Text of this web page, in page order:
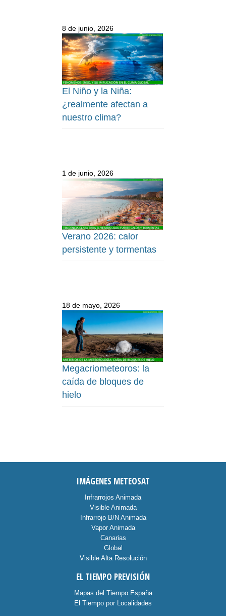
8 de junio, 2026
El Niño y la Niña:
¿realmente afectan a
nuestro clima?
1 de junio, 2026
Verano 2026: calor
persistente y tormentas
18 de mayo, 2026
Megacriometeoros: la
caída de bloques de
hielo
IMÁGENES METEOSAT
Infrarrojos Animada
Visible Animada
Infrarrojo B/N Animada
Vapor Animada
Canarias
Global
Visible Alta Resolución
EL TIEMPO PREVISIÓN
Mapas del Tiempo España
El Tiempo por Localidades